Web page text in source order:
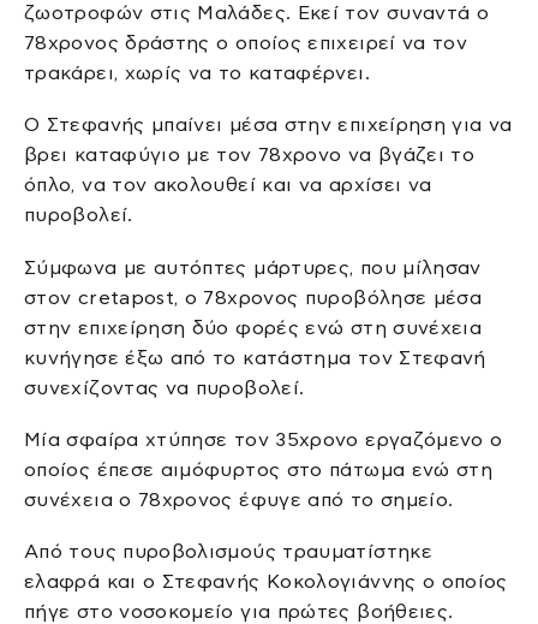
ζωοτροφών στις Μαλάδες. Εκεί τον συναντά ο
78χρονος δράστης ο οποίος επιχειρεί να τον
τρακάρει, χωρίς να το καταφέρνει.
Ο Στεφανής μπαίνει μέσα στην επιχείρηση για να
βρει καταφύγιο με τον 78χρονο να βγάζει το
όπλο, να τον ακολουθεί και να αρχίσει να
πυροβολεί.
Σύμφωνα με αυτόπτες μάρτυρες, που μίλησαν
στον cretapost, ο 78χρονος πυροβόλησε μέσα
στην επιχείρηση δύο φορές ενώ στη συνέχεια
κυνήγησε έξω από το κατάστημα τον Στεφανή
συνεχίζοντας να πυροβολεί.
Μία σφαίρα χτύπησε τον 35χρονο εργαζόμενο ο
οποίος έπεσε αιμόφυρτος στο πάτωμα ενώ στη
συνέχεια ο 78χρονος έφυγε από το σημείο.
Από τους πυροβολισμούς τραυματίστηκε
ελαφρά και ο Στεφανής Κοκολογιάννης ο οποίος
πήγε στο νοσοκομείο για πρώτες βοήθειες.